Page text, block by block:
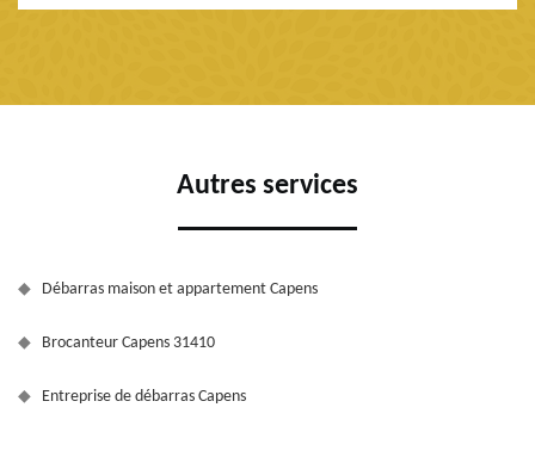
Autres services
Débarras maison et appartement Capens
Brocanteur Capens 31410
Entreprise de débarras Capens